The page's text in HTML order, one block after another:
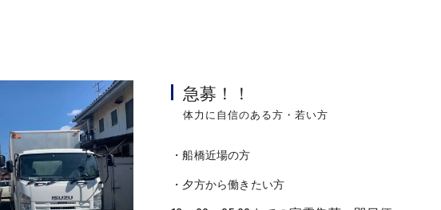
急募！！
体力に自信のある方・若い方
・船橋近場の方
・夕方から働きたい方